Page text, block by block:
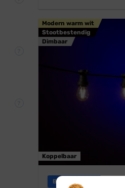
Modern warm wit
Stootbestendig
Dimbaar
Koppelbaar
Blynx Festoon